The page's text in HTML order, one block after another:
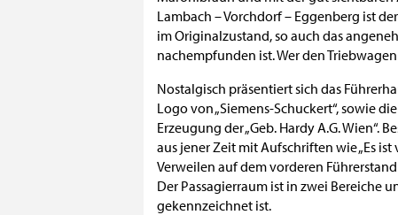
Lambach – Vorchdorf – Eggenberg ist
im Originalzustand, so auch das
nachempfunden ist. Wer den
Nostalgisch präsentiert sich das
Logo von „Siemens-Schuckert“, sowie
Erzeugung der „Geb. Hardy A.G. Wien“.
aus jener Zeit mit Aufschriften wie „Es
Verweilen auf dem vorderen
Der Passagierraum ist in zwei Bereiche
gekennzeichnet ist.